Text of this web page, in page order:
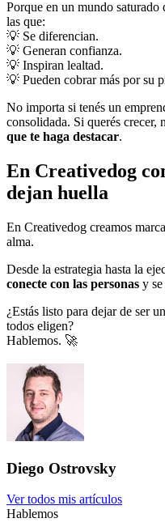
Porque en un mundo saturado
las que:
💡 Se diferencian.
💡 Generan confianza.
💡 Inspiran lealtad.
💡 Pueden cobrar más por su
No importa si tenés un
consolidada. Si querés crecer,
que te haga destacar.
En Creativedog
dejan huella
En Creativedog creamos
alma.
Desde la estrategia hasta la
conecte con las personas y
¿Estás listo para dejar de ser
todos eligen?
Hablemos. 🚀
Diego Ostrovsky
Ver todos mis artículos
Hablemos